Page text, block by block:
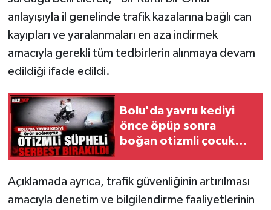
anlayışıyla il genelinde trafik kazalarına bağlı can
kayıpları ve yaralanmaları en aza indirmek
amacıyla gerekli tüm tedbirlerin alınmaya devam
edildiği ifade edildi.
Bolu'da yavru kediyi
önce öpüp sonra
boğan otizmli çocuk
Açıklamada ayrıca, trafik güvenliğinin artırılması
amacıyla denetim ve bilgilendirme faaliyetlerinin